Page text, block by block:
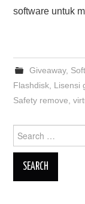
software untuk
Giveaway,
Flashdisk Lisensi
Safety remove ,
for: